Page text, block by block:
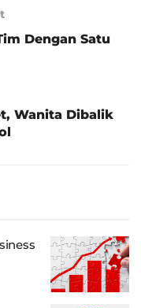
Dengan Satu
Wanita Dibalik